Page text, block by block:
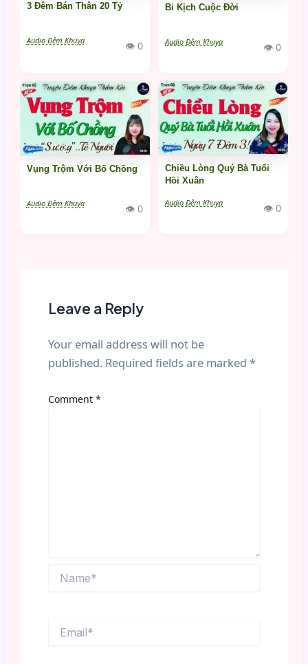
3 Đêm Bán Thân 20 Tỷ
Audio Đêm Khuya 👁 0
Bi Kịch Cuộc Đời
Audio Đêm Khuya 👁 0
Vụng Trộm Với Bố Chồng
Audio Đêm Khuya 👁 0
Chiều Lòng Quý Bà Tuổi
Hồi Xuân
Audio Đêm Khuya 👁 0
Leave a Reply
Your email address will not be
published. Required fields are marked *
Comment *